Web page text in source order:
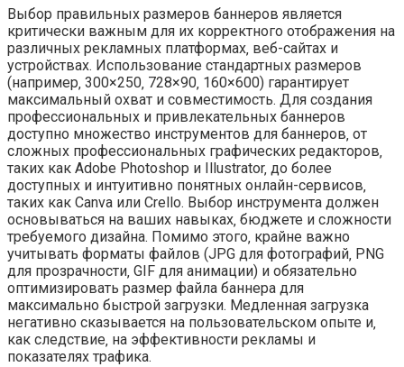
Выбор правильных размеров баннеров является
критически важным для их корректного отображения на
различных рекламных платформах‚ веб-сайтах и
устройствах. Использование стандартных размеров
(например‚ 300×250‚ 728×90‚ 160×600) гарантирует
максимальный охват и совместимость. Для создания
профессиональных и привлекательных баннеров
доступно множество инструментов для баннеров‚ от
сложных профессиональных графических редакторов‚
таких как Adobe Photoshop и Illustrator‚ до более
доступных и интуитивно понятных онлайн-сервисов‚
таких как Canva или Crello. Выбор инструмента должен
основываться на ваших навыках‚ бюджете и сложности
требуемого дизайна. Помимо этого‚ крайне важно
учитывать форматы файлов (JPG для фотографий‚ PNG
для прозрачности‚ GIF для анимации) и обязательно
оптимизировать размер файла баннера для
максимально быстрой загрузки. Медленная загрузка
негативно сказывается на пользовательском опыте и‚
как следствие‚ на эффективности рекламы и
показателях трафика.